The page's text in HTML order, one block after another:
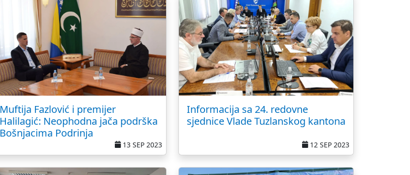
Muftija Fazlović i premijer
Halilagić: Neophodna jača podrška
Bošnjacima Podrinja
13 SEP 2023
Informacija sa 24. redovne
sjednice Vlade Tuzlanskog kantona
12 SEP 2023